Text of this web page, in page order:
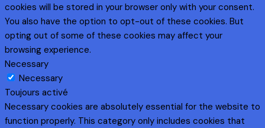
cookies will be stored in your browser only with your consent.
You also have the option to opt-out of these cookies. But
opting out of some of these cookies may affect your
browsing experience.
Necessary
Necessary
Toujours activé
Necessary cookies are absolutely essential for the website to
function properly. This category only includes cookies that